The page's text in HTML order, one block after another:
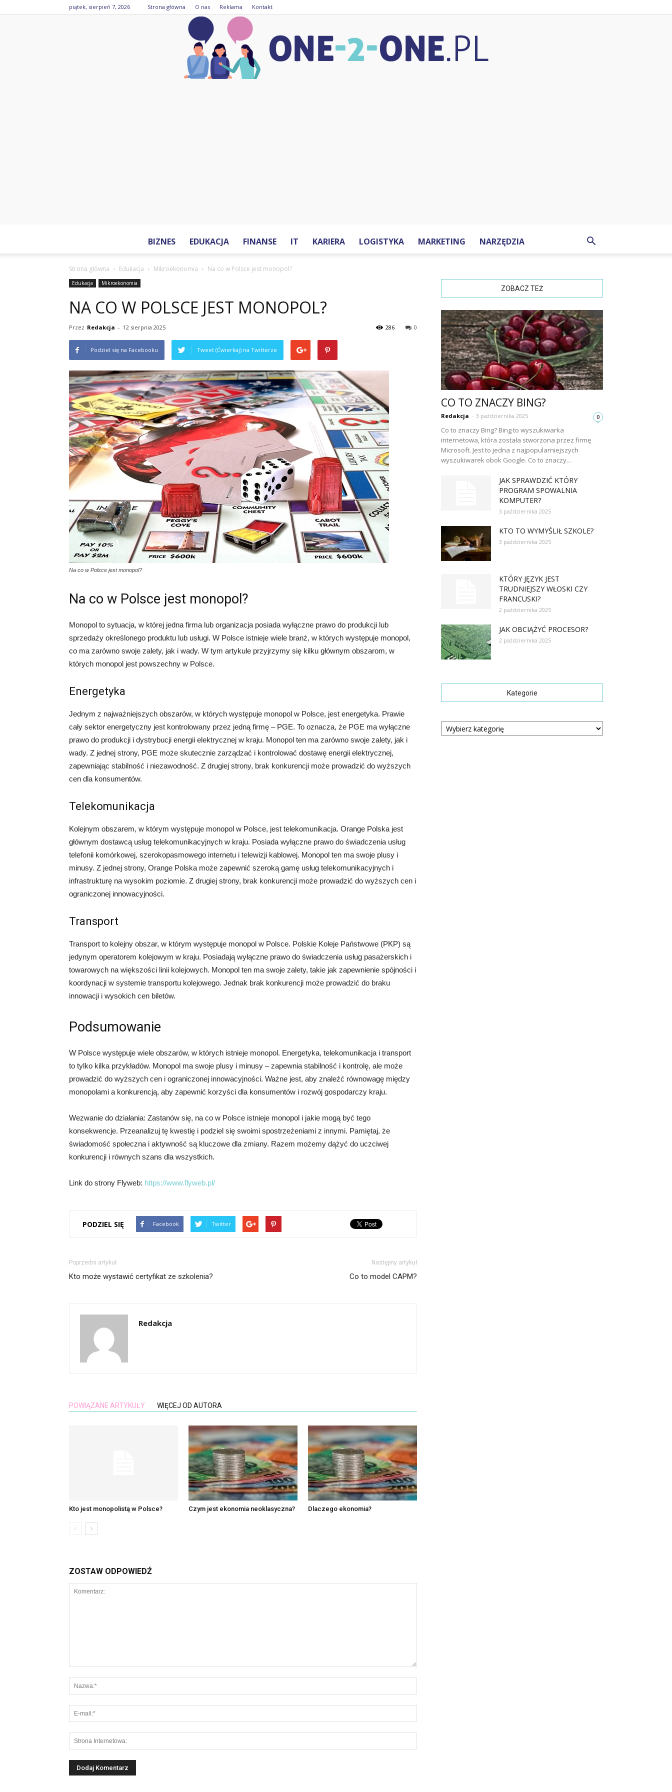
piątek, sierpień 7, 2026 Strona główna O nas Reklama Kontakt
one.pl
BIZNES EDUKACJA FINANSE IT KARIERA LOGISTYKA MARKETING NARZĘDZIA
Strona główna Edukacja Mikroekonomia Na co w Polsce jest monopol?
Edukacja Mikroekonomia
NA CO W POLSCE JEST MONOPOL?
Przez Redakcja - 12 sierpnia 2025 0
286
Podziel się na Facebooku Tweet (Ćwierkaj) na Twitterze
Na co w Polsce jest monopol?
Na co w Polsce jest monopol?
Monopol to sytuacja, w której jedna firma lub organizacja posiada wyłączne prawo do produkcji lub
sprzedaży określonego produktu lub usługi. W Polsce istnieje wiele branż, w których występuje monopol,
co ma zarówno swoje zalety, jak i wady. W tym artykule przyjrzymy się kilku głównym obszarom, w
których monopol jest powszechny w Polsce.
Energetyka
Jednym z najważniejszych obszarów, w których występuje monopol w Polsce, jest energetyka. Prawie
cały sektor energetyczny jest kontrolowany przez jedną firmę – PGE. To oznacza, że PGE ma wyłączne
prawo do produkcji i dystrybucji energii elektrycznej w kraju. Monopol ten ma zarówno swoje zalety, jak i
wady. Z jednej strony, PGE może skutecznie zarządzać i kontrolować dostawę energii elektrycznej,
zapewniając stabilność i niezawodność. Z drugiej strony, brak konkurencji może prowadzić do wyższych
cen dla konsumentów.
Telekomunikacja
Kolejnym obszarem, w którym występuje monopol w Polsce, jest telekomunikacja. Orange Polska jest
głównym dostawcą usług telekomunikacyjnych w kraju. Posiada wyłączne prawo do świadczenia usług
telefonii komórkowej, szerokopasmowego internetu i telewizji kablowej. Monopol ten ma swoje plusy i
minusy. Z jednej strony, Orange Polska może zapewnić szeroką gamę usług telekomunikacyjnych i
infrastrukturę na wysokim poziomie. Z drugiej strony, brak konkurencji może prowadzić do wyższych cen i
ograniczonej innowacyjności.
Transport
Transport to kolejny obszar, w którym występuje monopol w Polsce. Polskie Koleje Państwowe (PKP) są
jedynym operatorem kolejowym w kraju. Posiadają wyłączne prawo do świadczenia usług pasażerskich i
towarowych na większości linii kolejowych. Monopol ten ma swoje zalety, takie jak zapewnienie spójności i
koordynacji w systemie transportu kolejowego. Jednak brak konkurencji może prowadzić do braku
innowacji i wysokich cen biletów.
Podsumowanie
W Polsce występuje wiele obszarów, w których istnieje monopol. Energetyka, telekomunikacja i transport
to tylko kilka przykładów. Monopol ma swoje plusy i minusy – zapewnia stabilność i kontrolę, ale może
prowadzić do wyższych cen i ograniczonej innowacyjności. Ważne jest, aby znaleźć równowagę między
monopolami a konkurencją, aby zapewnić korzyści dla konsumentów i rozwój gospodarczy kraju.
Wezwanie do działania: Zastanów się, na co w Polsce istnieje monopol i jakie mogą być tego
konsekwencje. Przeanalizuj tę kwestię i podziel się swoimi spostrzeżeniami z innymi. Pamiętaj, że
świadomość społeczna i aktywność są kluczowe dla zmiany. Razem możemy dążyć do uczciwej
konkurencji i równych szans dla wszystkich.
Link do strony Flyweb: https://www.flyweb.pl/
PODZIEL SIĘ Facebook Twitter
Poprzedni artykuł
Kto może wystawić certyfikat ze szkolenia?
Następny artykuł
Co to model CAPM?
Redakcja
POWIĄZANE ARTYKUŁY WIĘCEJ OD AUTORA
Kto jest monopolistą w Polsce? Czym jest ekonomia neoklasyczna? Dlaczego ekonomia?
ZOSTAW ODPOWIEDŹ
ZOBACZ TEŻ
CO TO ZNACZY BING?
Redakcja - 3 października 2025 0
Co to znaczy Bing? Bing to wyszukiwarka
internetowa, która została stworzona przez firmę
Microsoft. Jest to jedna z najpopularniejszych
wyszukiwarek obok Google. Co to znaczy...
JAK SPRAWDZIĆ KTÓRY
PROGRAM SPOWALNIA
KOMPUTER?
3 października 2025
KTO TO WYMYŚLIŁ SZKOLE?
3 października 2025
KTÓRY JĘZYK JEST
TRUDNIEJSZY WŁOSKI CZY
FRANCUSKI?
2 października 2025
JAK OBCIĄŻYĆ PROCESOR?
2 października 2025
Kategorie
Kategorie